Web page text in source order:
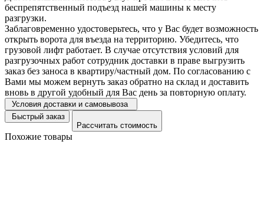
беспрепятственный подъезд нашей машины к месту
разгрузки.
Заблаговременно удостоверьтесь, что у Вас будет возможность
открыть ворота для въезда на территорию. Убедитесь, что
грузовой лифт работает. В случае отсутствия условий для
разгрузочных работ сотрудник доставки в праве выгрузить
заказ без заноса в квартиру/частный дом. По согласованию с
Вами мы можем вернуть заказ обратно на склад и доставить
вновь в другой удобный для Вас день за повторную оплату.
Условия доставки и самовывоза
Быстрый заказ
Рассчитать стоимость
Похожие товары